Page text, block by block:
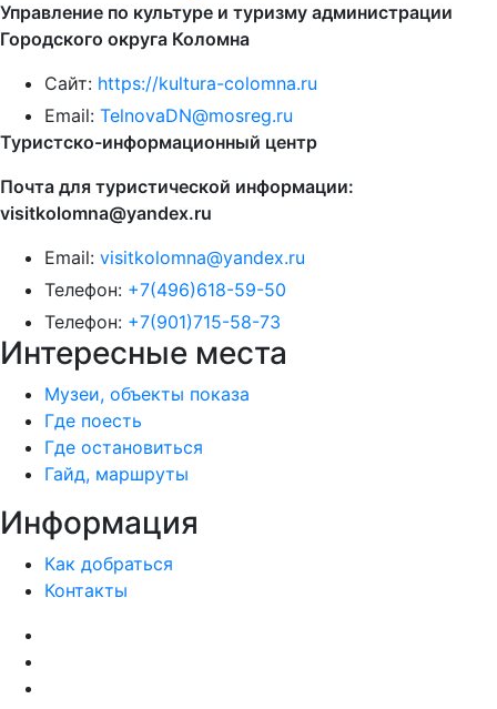
Управление по культуре и туризму администрации
Городского округа Коломна
Сайт: https://kultura-colomna.ru
Email: TelnovaDN@mosreg.ru
Туристско-информационный центр
Почта для туристической информации:
visitkolomna@yandex.ru
Email: visitkolomna@yandex.ru
Телефон: +7(496)618-59-50
Телефон: +7(901)715-58-73
Интересные места
Музеи, объекты показа
Где поесть
Где остановиться
Гайд, маршруты
Информация
Как добраться
Контакты